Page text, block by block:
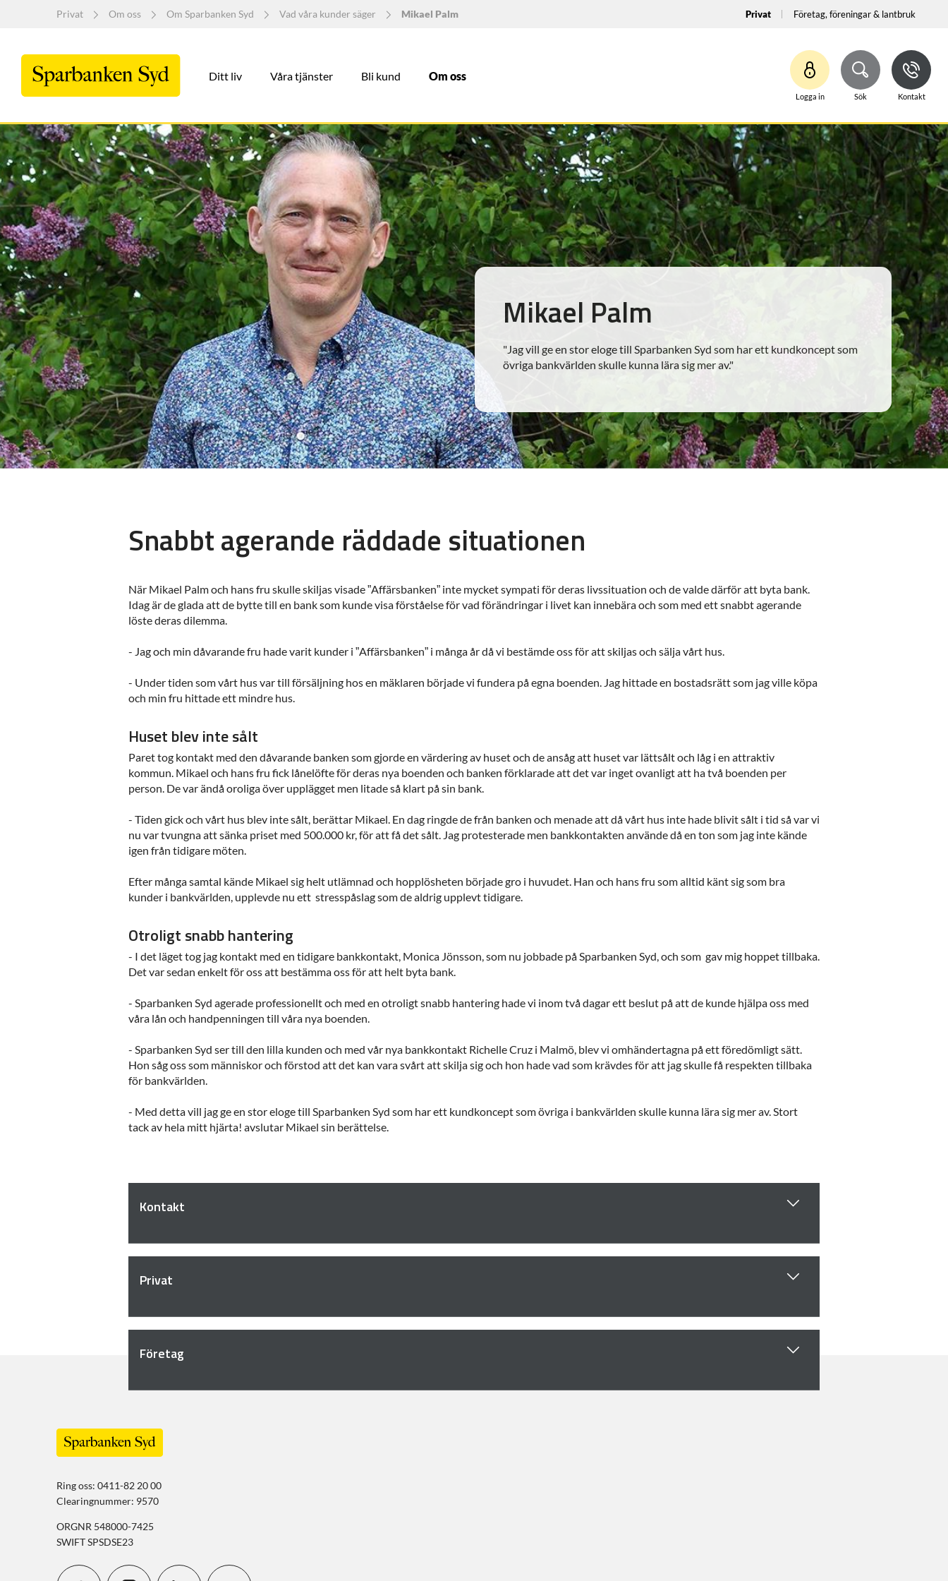
Privat Om oss Om Sparbanken Syd Vad våra kunder säger Mikael Palm Privat Företag, föreningar & lantbruk
Ditt liv Våra tjänster Bli kund Om oss
Logga in Sök Kontakt
Mikael Palm
"Jag vill ge en stor eloge till Sparbanken Syd som har ett kundkoncept som
övriga bankvärlden skulle kunna lära sig mer av."
Snabbt agerande räddade situationen
När Mikael Palm och hans fru skulle skiljas visade ”Affärsbanken” inte mycket sympati för deras livssituation och de valde därför att byta bank.
Idag är de glada att de bytte till en bank som kunde visa förståelse för vad förändringar i livet kan innebära och som med ett snabbt agerande
löste deras dilemma.
- Jag och min dåvarande fru hade varit kunder i ”Affärsbanken” i många år då vi bestämde oss för att skiljas och sälja vårt hus.
- Under tiden som vårt hus var till försäljning hos en mäklaren började vi fundera på egna boenden. Jag hittade en bostadsrätt som jag ville köpa
och min fru hittade ett mindre hus.
Huset blev inte sålt
Paret tog kontakt med den dåvarande banken som gjorde en värdering av huset och de ansåg att huset var lättsålt och låg i en attraktiv
kommun. Mikael och hans fru fick lånelöfte för deras nya boenden och banken förklarade att det var inget ovanligt att ha två boenden per
person. De var ändå oroliga över upplägget men litade så klart på sin bank.
- Tiden gick och vårt hus blev inte sålt, berättar Mikael. En dag ringde de från banken och menade att då vårt hus inte hade blivit sålt i tid så var vi
nu var tvungna att sänka priset med 500.000 kr, för att få det sålt. Jag protesterade men bankkontakten använde då en ton som jag inte kände
igen från tidigare möten.
Efter många samtal kände Mikael sig helt utlämnad och hopplösheten började gro i huvudet. Han och hans fru som alltid känt sig som bra
kunder i bankvärlden, upplevde nu ett stresspåslag som de aldrig upplevt tidigare.
Otroligt snabb hantering
- I det läget tog jag kontakt med en tidigare bankkontakt, Monica Jönsson, som nu jobbade på Sparbanken Syd, och som gav mig hoppet tillbaka.
Det var sedan enkelt för oss att bestämma oss för att helt byta bank.
- Sparbanken Syd agerade professionellt och med en otroligt snabb hantering hade vi inom två dagar ett beslut på att de kunde hjälpa oss med
våra lån och handpenningen till våra nya boenden.
- Sparbanken Syd ser till den lilla kunden och med vår nya bankkontakt Richelle Cruz i Malmö, blev vi omhändertagna på ett föredömligt sätt.
Hon såg oss som människor och förstod att det kan vara svårt att skilja sig och hon hade vad som krävdes för att jag skulle få respekten tillbaka
för bankvärlden.
- Med detta vill jag ge en stor eloge till Sparbanken Syd som har ett kundkoncept som övriga i bankvärlden skulle kunna lära sig mer av. Stort
tack av hela mitt hjärta! avslutar Mikael sin berättelse.
Kontakt
Privat
Företag
Ring oss: 0411-82 20 00
Clearingnummer: 9570
ORGNR 548000-7425
SWIFT SPSDSE23